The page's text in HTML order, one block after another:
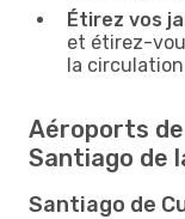
Étirez vos
et étirez-
la
Aéroports
Santiago de
Santiago de